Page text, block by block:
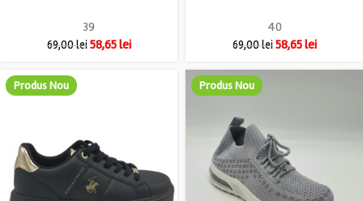
39
69,00lei 58,65lei
40
69,00lei 58,65lei
Produs Nou Produs Nou